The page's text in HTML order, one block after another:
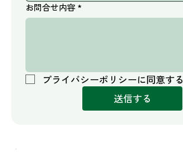
お問合せ内容 *
プライバシーポリシーに同意する
送信する